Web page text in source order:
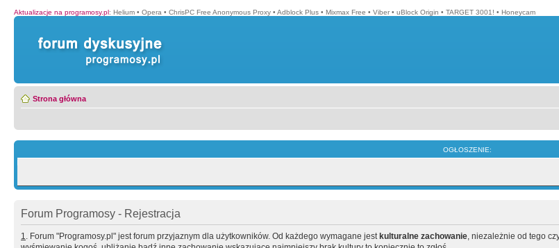
Aktualizacje na programosy.pl: Helium • Opera • ChrisPC Free Anonymous Proxy • Adblock Plus • Mixmax Free • Viber • uBlock Origin • TARGET 3001! • Honeycam
Strona główna
OGŁOSZENIE:
Forum Programosy - Rejestracja
1. Forum "Programosy.pl" jest forum przyjaznym dla użytkowników. Od każdego wymagane jest kulturalne zachowanie, niezależnie od tego